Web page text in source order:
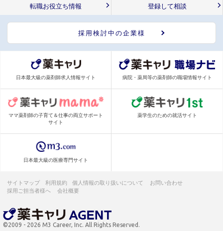
転職お役立ち情報 登録して相談
採用検討中の企業様
日本最大級の薬剤師求人情報サイト 病院・薬局等の薬剤師の職場情報サイト
ママ薬剤師の子育て＆仕事の両立サポート
サイト
薬学生のための就活サイト
日本最大級の医療専門サイト
サイトマップ 利用規約 個人情報の取り扱いについて
お問い合わせ
採用ご担当者様へ
会社概要
©2009 - 2026 M3 Career, Inc. All Rights Reserved.